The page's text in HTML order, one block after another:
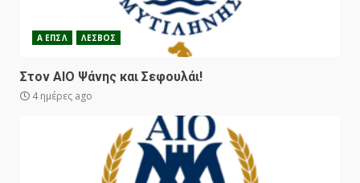
Α ΕΠΣΛ ΛΕΣΒΟΣ
Στον ΑΙΟ Ψάνης και Σεφουλάι!
4 ημέρες ago